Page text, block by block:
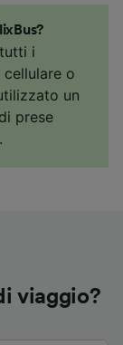
i
o
un
prese
viaggio?